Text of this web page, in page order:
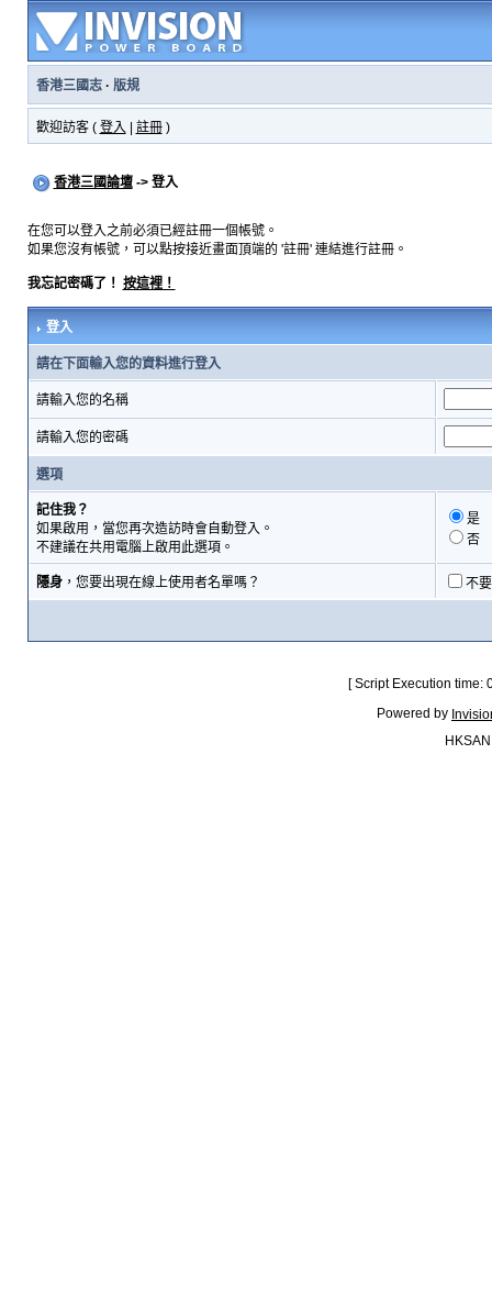
香港三國志· 版規
歡迎訪客 ( 登入 註冊)
香港三國論壇-> 登入
在您可以登入之前必須已經註冊一個帳號。
如果您沒有帳號，可以點按接近畫面頂端的 '註冊' 連結進行註冊。
我忘記密碼了！ 按這裡！
登入
請在下面輸入您的資料進行登入
請輸入您的名稱
請輸入您的密碼
選項
記住我？
如果啟用，當您再次造訪時會自動登入。
不建議在共用電腦上啟用此選項。
是
否
隱身，您要出現在線上使用者名單嗎？ 不
[ Script Execution
Powered by